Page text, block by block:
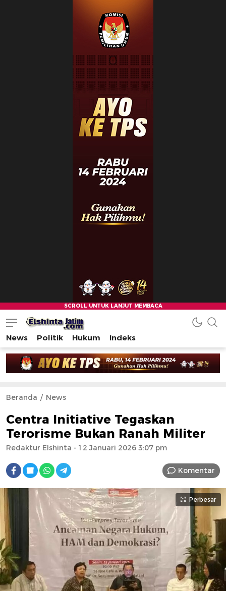
News Politik Hukum Indeks
Beranda News
Centra Initiative Tegaskan
Terorisme Bukan Ranah Militer
Redaktur Elshinta - 12 Januari 2026 3:07 pm
Komentar
Perbesar